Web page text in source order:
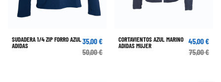
SUDADERA 1/4 ZIP FORRO AZUL
ADIDAS
35,00 €
50,00 €
CORTAVIENTOS AZUL MARINO
ADIDAS MUJER
45,00 €
75,00 €